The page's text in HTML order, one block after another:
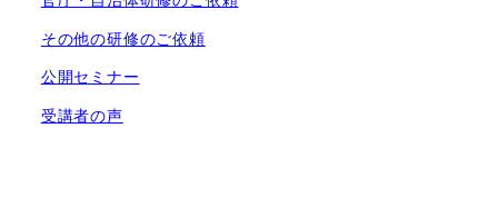
その他の研修のご依頼
公開セミナー
受講者の声